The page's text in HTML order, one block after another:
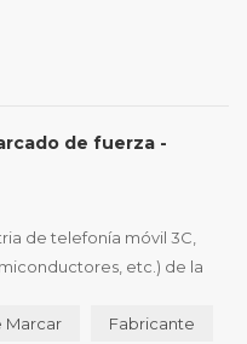
de fuerza -
de telefonía móvil 3C,
etc.) de la
el primer punto
Marcar Fabricante